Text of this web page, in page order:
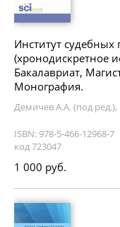
Институт судебных
(хронодискретное
Бакалавриат,
Монография.
Демичев А.А. (под
ISBN: 978-5-466-12968-7
код 723047
1 000 руб.